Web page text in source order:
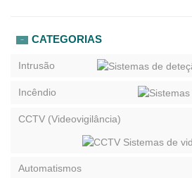
CATEGORIAS
Intrusão
Incêndio
CCTV (Videovigilância)
Automatismos